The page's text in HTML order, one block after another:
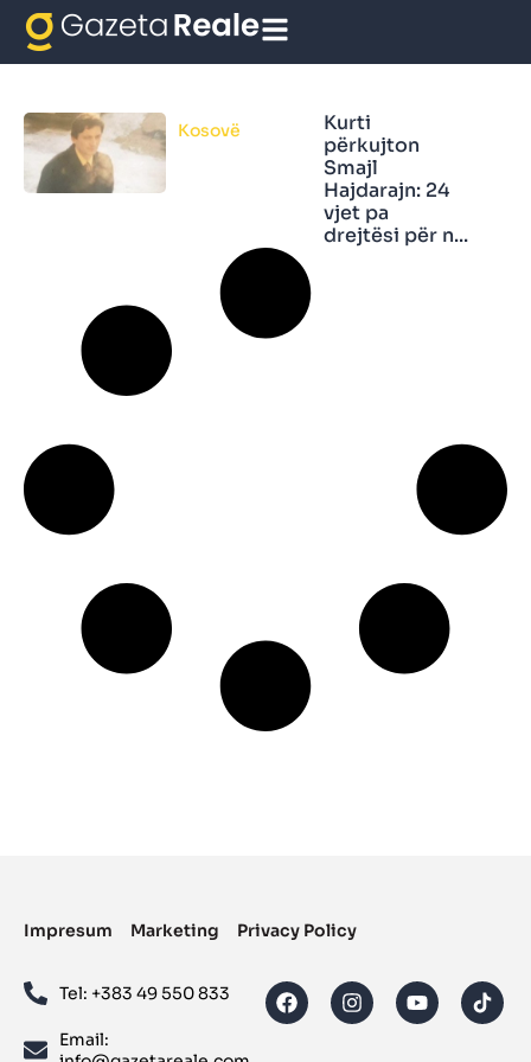
Smajl Hajdarajt
Kosovë
Kurti
përkujton
Smajl
Hajdarajn: 24
vjet pa
drejtësi për n...
Impresum Marketing Privacy Policy
Tel: ‪+383 49 550 833‬
Email: